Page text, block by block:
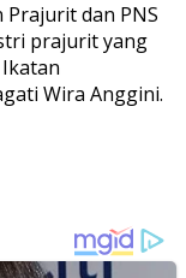
dan PNS
prajurit yang
Wira Anggini.